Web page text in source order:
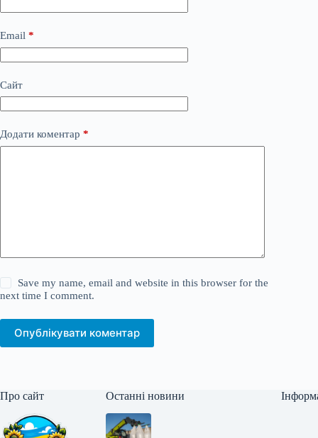
Email *
Сайт
Додати коментар *
Save my name, email and website in this browser for the
next time I comment.
Опублікувати коментар
Про сайт Останні новини